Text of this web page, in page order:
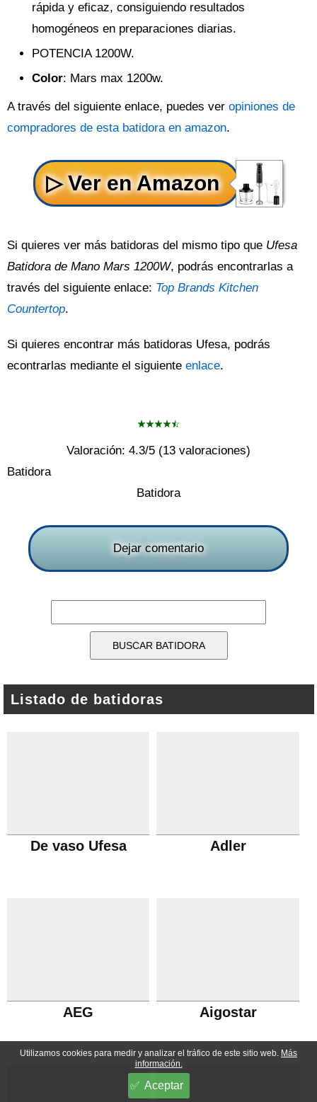
rápida y eficaz, consiguiendo resultados
homogéneos en preparaciones diarias.
POTENCIA 1200W.
Color: Mars max 1200w.
A través del siguiente enlace, puedes ver opiniones de
compradores de esta batidora en amazon.
Si quieres ver más batidoras del mismo tipo que Ufesa
Batidora de Mano Mars 1200W, podrás encontrarlas a
través del siguiente enlace: Top Brands Kitchen
Countertop.
Si quieres encontrar más batidoras Ufesa, podrás
econtrarlas mediante el siguiente enlace.
Valoración: 4.3/5 (13 valoraciones)
Batidora
Batidora
Dejar comentario
Listado de batidoras
De vaso Ufesa Adler
AEG Aigostar
Utilizamos cookies para medir y analizar el tráfico de este sitio web. Más
información.
Aceptar